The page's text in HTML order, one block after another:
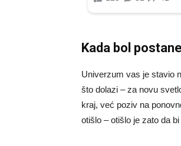
Kada bol
Univerzum vas je stavio
što dolazi – za novu
kraj, već poziv na
otišlo – otišlo je zato da